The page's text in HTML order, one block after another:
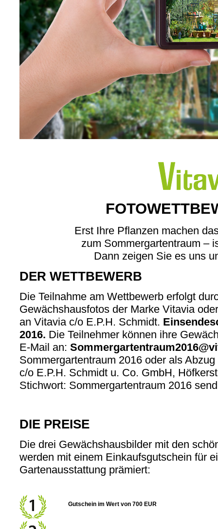
Erst Ihre Pflanzen machen
zum Sommergartentraum –
Dann zeigen Sie es uns
DER WETTBEWERB
Die Teilnahme am Wettbewerb erfolgt
Gewächshausfotos der Marke Vitavia
an Vitavia c/o E.P.H. Schmidt.
2016. Die Teilnehmer können ihre
E-Mail an:
Sommergartentraum 2016 oder als
c/o E.P.H. Schmidt u. Co. GmbH,
Stichwort: Sommergartentraum 2016
DIE PREISE
Die drei Gewächshausbilder mit den
werden mit einem Einkaufsgutschein für
Gartenausstattung prämiert:
Gutschein im Wert von 700 EUR